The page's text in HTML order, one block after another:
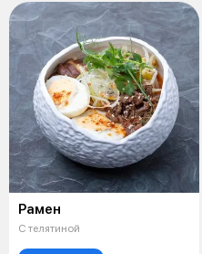
Рамен
С телятиной